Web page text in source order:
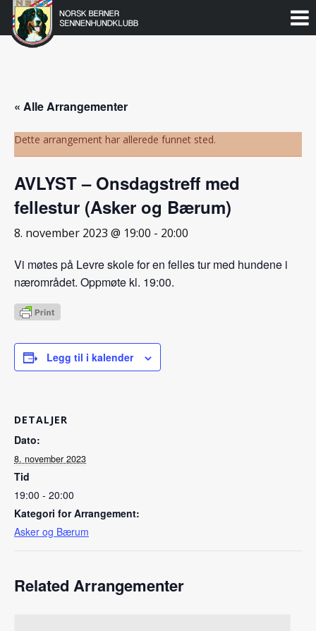
Gå
Norsk
Berner
« Alle Arrangementer
Dette arrangement har allerede funnet sted.
AVLYST – Onsdagstreff med
fellestur (Asker og Bærum)
8. november 2023 @ 19:00 - 20:00
Vi møtes på Levre skole for en felles tur med hundene i
nærområdet. Oppmøte kl. 19:00.
Legg til i kalender
DETALJER
Dato:
8. november 2023
Tid
19:00 - 20:00
Kategori for Arrangement:
Asker og Bærum
Related Arrangementer